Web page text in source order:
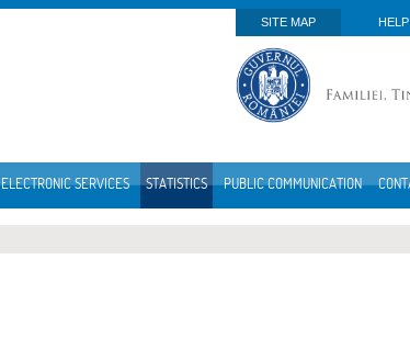
SITE MAP
HELP
ELECTRONIC SERVICES STATISTICS PUBLIC COMMUNICATION